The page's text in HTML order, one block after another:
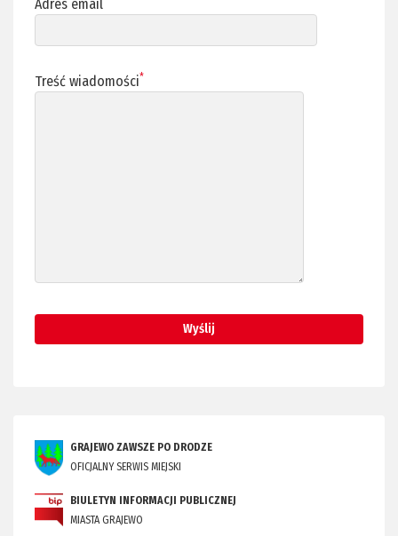
Adres email
Treść wiadomości*
GRAJEWO ZAWSZE PO DRODZE
OFICJALNY SERWIS MIEJSKI
BIULETYN INFORMACJI PUBLICZNEJ
MIASTA GRAJEWO